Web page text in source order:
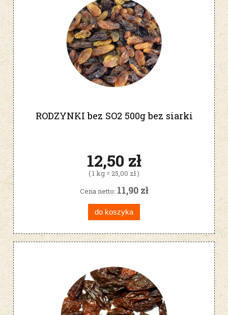
RODZYNKI bez SO2 500g bez siarki
12,50 zł
( 1 kg = 25,00 zł )
Cena netto: 11,90 zł
do koszyka